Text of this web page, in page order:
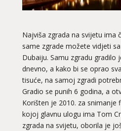
Najviša zgrada na svijetu ima
same zgrade možete vidjeti
Dubaiju. Samu zgradu gradilo
dnevno, a kako bi se oprao
tisuće, na samoj zgradi
Gradio se punih 6 godina, a
Korišten je 2010. za snimanje
kojoj glavnu ulogu ima Tom
zgrada na svijetu, oborila je